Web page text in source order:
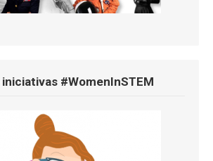
#WomenInSTEM